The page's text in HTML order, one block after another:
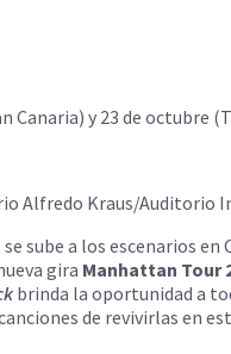
Canaria) y 23 de octubre
Alfredo Kraus/Auditorio
se sube a los escenarios en
gira Manhattan Tour
brinda la oportunidad a
de revivirlas en